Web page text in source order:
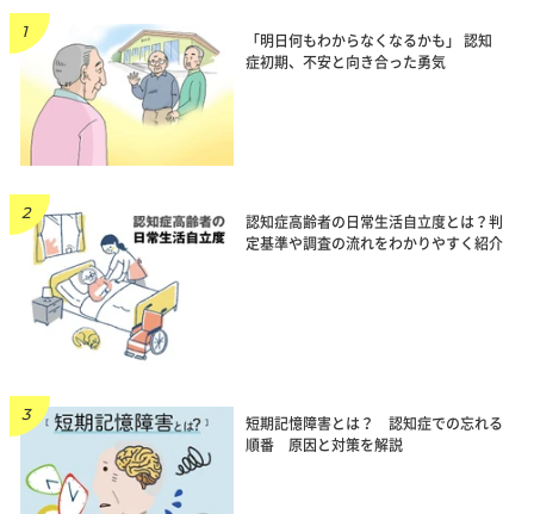
「明日何もわからなくなるかも」 認知
症初期、不安と向き合った勇気
認知症高齢者の日常生活自立度とは？判
定基準や調査の流れをわかりやすく紹介
短期記憶障害とは？ 認知症での忘れる
順番 原因と対策を解説